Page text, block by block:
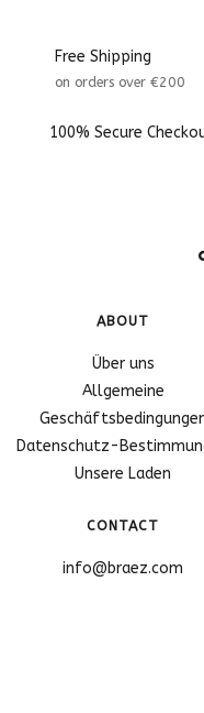
Free Shipping
on orders over €200
100% Secure
ABOUT
Über uns
Allgemeine
Datenschutz-
Unsere Laden
CONTACT
info@braez.com